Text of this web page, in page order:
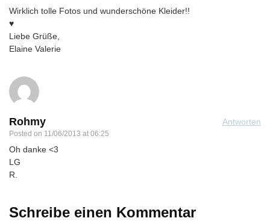
Wirklich tolle Fotos und wunderschöne Kleider!!
♥
Liebe Grüße,
Elaine Valerie
Rohmy
Posted on 11/06/2013 at 06:25
Antworten
Oh danke <3
LG
R.
Schreibe einen Kommentar